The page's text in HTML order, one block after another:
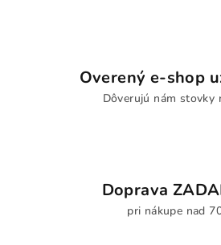
Overený e-shop
Dôverujú nám stovky
Doprava
pri nákupe nad